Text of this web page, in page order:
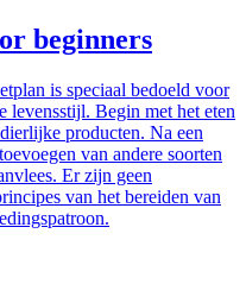
beginners
is speciaal bedoeld voor
levensstijl. Begin met het eten
producten. Na een
van andere soorten
Er zijn geen
van het bereiden van